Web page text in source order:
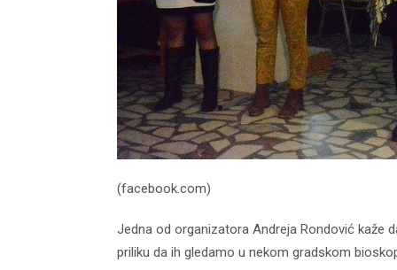
(facebook.com)
Jedna od organizatora Andreja Rondović kaže
priliku da ih gledamo u nekom gradskom